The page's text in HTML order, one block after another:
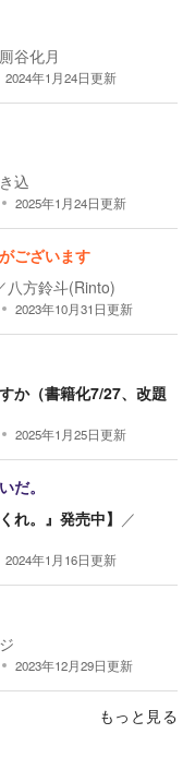
厠谷化月
2024年1月24日更新
込
2025年1月24日更新
ございます
八方鈴斗(Rinto)
2023年10月31日更新
か（書籍化7/27、改題
2025年1月25日更新
だ。
れ。』発売中】 ／
2024年1月16日更新
2023年12月29日更新
もっと見る